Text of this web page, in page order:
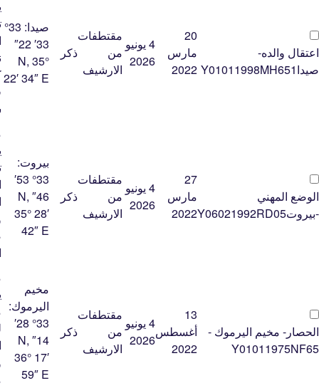
اعتقال والده-
صيداY01011998MH651
20
مارس
2022
4 يونيو
2026
مقتطفات
من
الارشيف
ذكر
صيدا:
33°
33′ 22″
N, 35°
22′ 34″ E
الوضع المهني
-بيروتY06021992RD05
27
مارس
2022
4 يونيو
2026
مقتطفات
من
الارشيف
ذكر
بيروت:
33° 53′
46″ N,
35° 28′
42″ E
الحصار- مخيم اليرموك -
Y01011975NF65
13
أغسطس
2022
4 يونيو
2026
مقتطفات
من
الارشيف
ذكر
مخيم
اليرموك:
33° 28′
14″ N,
36° 17′
59″ E